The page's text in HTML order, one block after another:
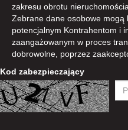
zakresu obrotu
Zebrane dane osobowe mogą
potencjalnym Kontrahentom i
zaangażowanym w proces
dobrowolne, poprzez
Kod zabezpieczający